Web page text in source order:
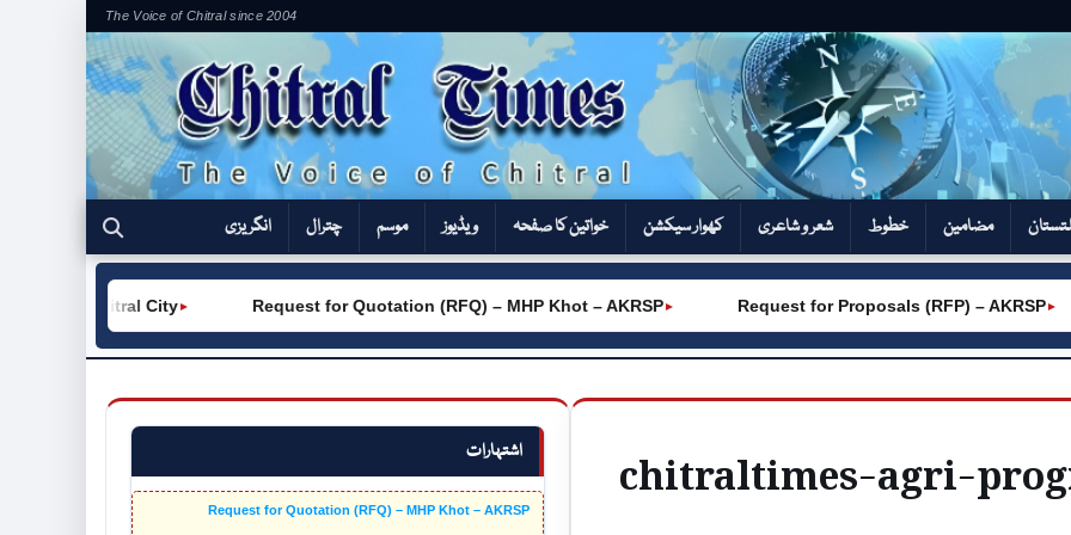
The Voice of Chitral since 2004
مضامین خطوط شعر و شاعری کھوار سیکشن‎ خواتین کا صفحہ ویڈیوز موسم چترال انگریزی
►
Request for Quotation (RFQ) – MHP Khot – AKRSP
►
(W) Chitral City ►
Request for Proposals (RFP) – AKRSP
اشتہارات
Request for Quotation (RFQ) – MHP Khot – AKRSP chitraltimes-agri-